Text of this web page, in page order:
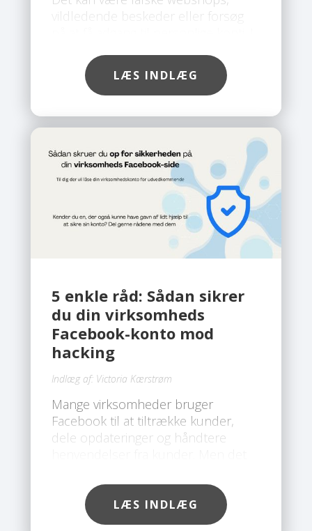
vildledende beskeder eller forsøg
mere avancerede, er der behov for
en løsning, der giver en mere
omfattende beskyttelse end klassisk
antivirus. Her skiller Safe Mini sig ud.
LÆS INDLÆG
5 enkle råd: Sådan sikrer
du din virksomheds
Facebook-konto mod
hacking
Indlæg af: Victoria Kærstrøm
Mange virksomheder bruger
Facebook til at tiltrække kunder,
dele opdateringer og håndtere
mål for hackere. Desværre ser vi hos
Safe, at flere og flere
virksomhedskonti bliver hacket, ofte
LÆS INDLÆG